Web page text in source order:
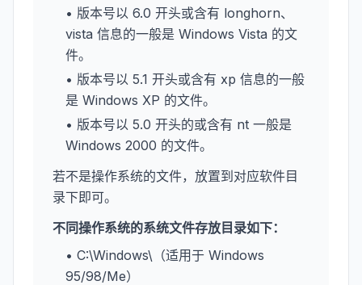
• 版本号以 6.0 开头或含有 longhorn、
vista 信息的一般是 Windows Vista 的文
件。
• 版本号以 5.1 开头或含有 xp 信息的一般
是 Windows XP 的文件。
• 版本号以 5.0 开头的或含有 nt 一般是
Windows 2000 的文件。
若不是操作系统的文件，放置到对应软件目
录下即可。
不同操作系统的系统文件存放目录如下：
• C:\Windows\（适用于 Windows
95/98/Me）